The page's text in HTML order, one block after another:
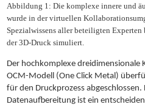
Abbildung 1: Die komplexe innere und
wurde in der virtuellen
Spezialwissens aller beteiligten
der 3D-Druck simuliert.
Der hochkomplexe dreidimensionale
OCM-Modell (One Click Metal)
für den Druckprozess abgeschlossen.
Datenaufbereitung ist ein